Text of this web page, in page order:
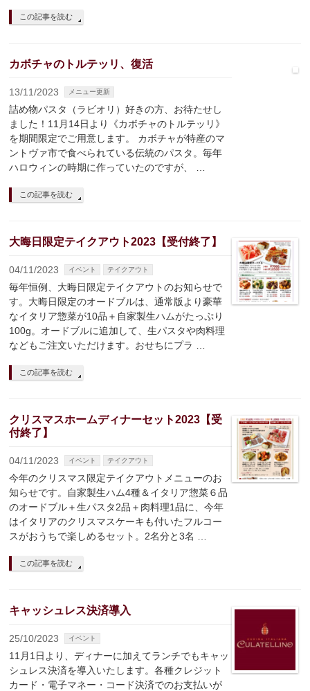
この記事を読む
カボチャのトルテッリ、復活
13/11/2023 メニュー更新
詰め物パスタ（ラビオリ）好きの方、お待たせし
ました！11月14日より《カボチャのトルテッリ》
を期間限定でご用意します。 カボチャが特産のマ
ントヴァ市で食べられている伝統のパスタ。毎年
ハロウィンの時期に作っていたのですが、 …
この記事を読む
大晦日限定テイクアウト2023【受付終了】
04/11/2023 イベント テイクアウト
毎年恒例、大晦日限定テイクアウトのお知らせで
す。大晦日限定のオードブルは、通常版より豪華
なイタリア惣菜が10品＋自家製生ハムがたっぷり
100g。オードブルに追加して、生パスタや肉料理
などもご注文いただけます。おせちにプラ …
この記事を読む
クリスマスホームディナーセット2023【受
付終了】
04/11/2023 イベント テイクアウト
今年のクリスマス限定テイクアウトメニューのお
知らせです。自家製生ハム4種＆イタリア惣菜６品
のオードブル＋生パスタ2品＋肉料理1品に、今年
はイタリアのクリスマスケーキも付いたフルコー
スがおうちで楽しめるセット。2名分と3名 …
この記事を読む
キャッシュレス決済導入
25/10/2023 イベント
11月1日より、ディナーに加えてランチでもキャッ
シュレス決済を導入いたします。各種クレジット
カード・電子マネー・コード決済でのお支払いが